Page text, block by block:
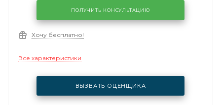
ПОЛУЧИТЬ КОНСУЛЬТАЦИЮ
Хочу бесплатно!
Все характеристики
ВЫЗВАТЬ ОЦЕНЩИКА